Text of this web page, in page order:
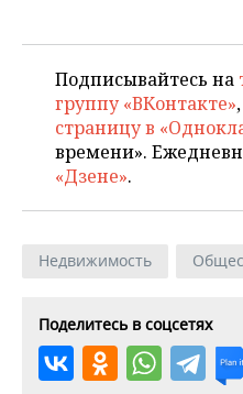
Подписывайтесь на
группу «ВКонтакте»,
страницу в
времени».
«Дзене».
Недвижимость
Поделитесь в соцсетях